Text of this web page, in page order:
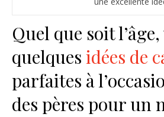
Quel que soit
quelques idées de
parfaites à
des pères pour un